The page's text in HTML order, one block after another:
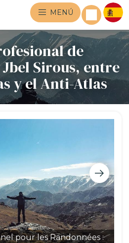
MENÚ
de
Sirous, entre
y el Anti-Atlas
pour les Randonnées :